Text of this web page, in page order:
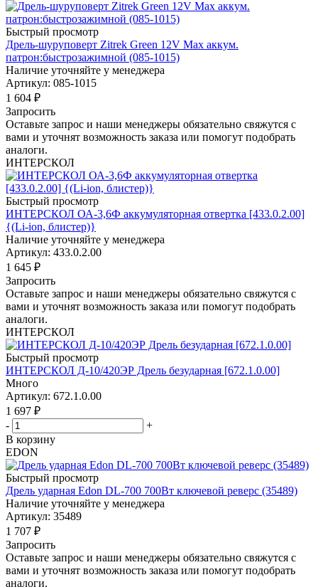
Быстрый просмотр
Дрель-шуруповерт Zitrek Green 12V Max аккум.
патрон:быстрозажимной (085-1015)
Наличие уточняйте у менеджера
Артикул: 085-1015
1 604 ₽
Запросить
Оставьте запрос и наши менеджеры обязательно свяжутся с
вами и уточнят возможность заказа или помогут подобрать
аналоги.
ИНТЕРСКОЛ
Быстрый просмотр
ИНТЕРСКОЛ ОА-3,6Ф аккумуляторная отвертка [433.0.2.00]
{(Li-ion, блистер)}
Наличие уточняйте у менеджера
Артикул: 433.0.2.00
1 645 ₽
Запросить
Оставьте запрос и наши менеджеры обязательно свяжутся с
вами и уточнят возможность заказа или помогут подобрать
аналоги.
ИНТЕРСКОЛ
Быстрый просмотр
ИНТЕРСКОЛ Д-10/420ЭР Дрель безударная [672.1.0.00]
Много
Артикул: 672.1.0.00
1 697 ₽
-
+
В корзину
EDON
Быстрый просмотр
Дрель ударная Edon DL-700 700Вт ключевой реверс (35489)
Наличие уточняйте у менеджера
Артикул: 35489
1 707 ₽
Запросить
Оставьте запрос и наши менеджеры обязательно свяжутся с
вами и уточнят возможность заказа или помогут подобрать
аналоги.